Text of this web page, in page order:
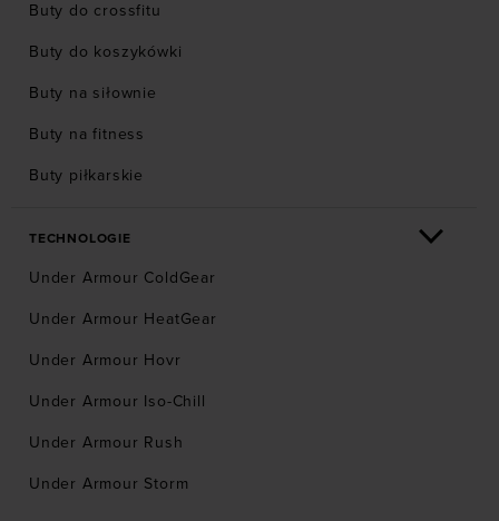
Buty do crossfitu
Buty do koszykówki
Buty na siłownie
Buty na fitness
Buty piłkarskie
TECHNOLOGIE
Under Armour ColdGear
Under Armour HeatGear
Under Armour Hovr
Under Armour Iso-Chill
Under Armour Rush
Under Armour Storm